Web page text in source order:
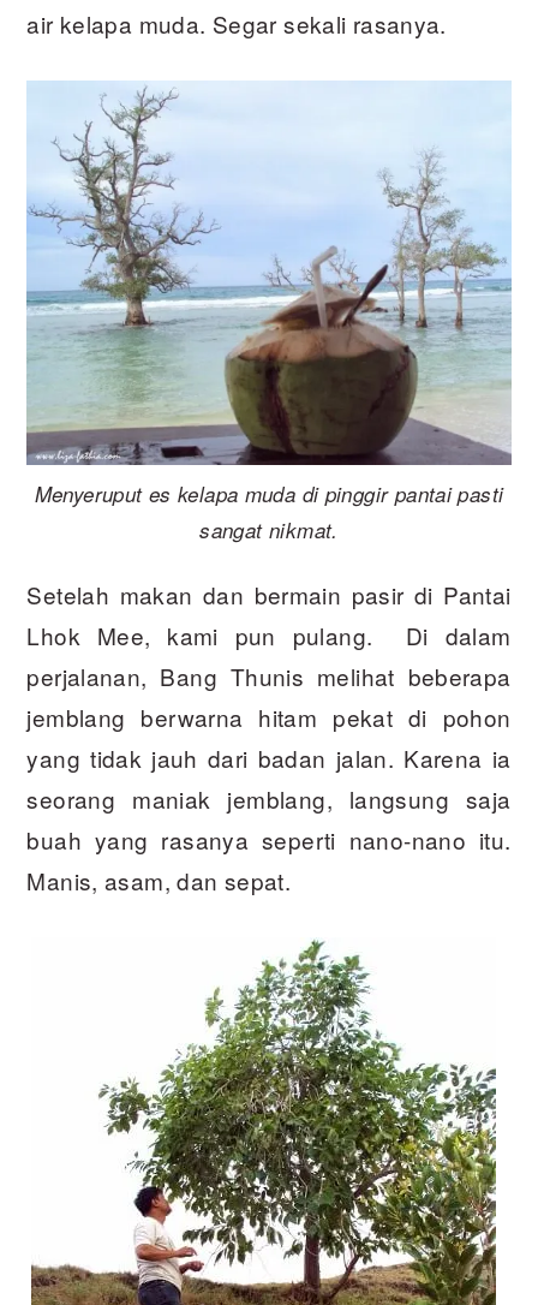
air kelapa muda. Segar sekali rasanya.
Menyeruput es kelapa muda di pinggir pantai pasti
sangat nikmat.
Setelah makan dan bermain pasir di Pantai
Lhok Mee, kami pun pulang. Di dalam
perjalanan, Bang Thunis melihat beberapa
jemblang berwarna hitam pekat di pohon
yang tidak jauh dari badan jalan. Karena ia
seorang maniak jemblang, langsung saja
buah yang rasanya seperti nano-nano itu.
Manis, asam, dan sepat.